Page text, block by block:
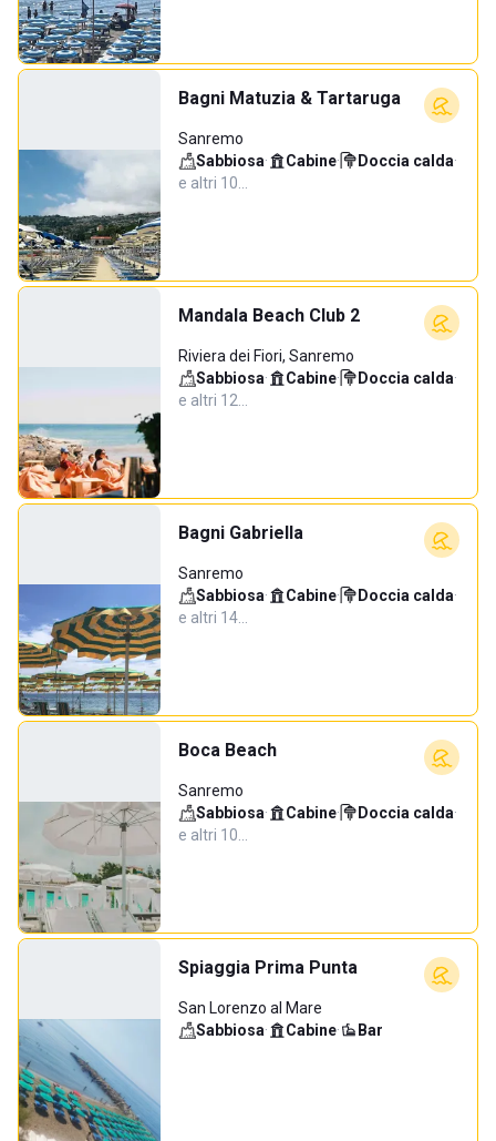
Bagni Matuzia & Tartaruga
Sanremo
Sabbiosa· Cabine· Doccia calda·
e altri 10…
Mandala Beach Club 2
Riviera dei Fiori, Sanremo
Sabbiosa· Cabine· Doccia calda·
e altri 12…
Bagni Gabriella
Sanremo
Sabbiosa· Cabine· Doccia calda·
e altri 14…
Boca Beach
Sanremo
Sabbiosa· Cabine· Doccia calda·
e altri 10…
Spiaggia Prima Punta
San Lorenzo al Mare
Sabbiosa· Cabine· Bar